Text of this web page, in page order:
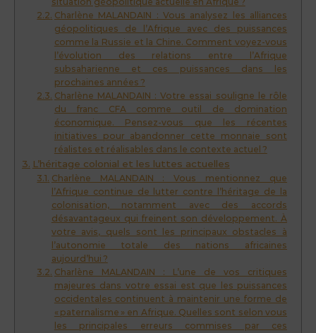
Charlène MALANDAIN : Vous analysez les alliances
géopolitiques de l’Afrique avec des puissances
comme la Russie et la Chine. Comment voyez-vous
l’évolution des relations entre l’Afrique
subsaharienne et ces puissances dans les
prochaines années ?
Charlène MALANDAIN : Votre essai souligne le rôle
du franc CFA comme outil de domination
économique. Pensez-vous que les récentes
initiatives pour abandonner cette monnaie sont
réalistes et réalisables dans le contexte actuel ?
L’héritage colonial et les luttes actuelles
Charlène MALANDAIN : Vous mentionnez que
l’Afrique continue de lutter contre l’héritage de la
colonisation, notamment avec des accords
désavantageux qui freinent son développement. À
votre avis, quels sont les principaux obstacles à
l’autonomie totale des nations africaines
aujourd’hui ?
Charlène MALANDAIN : L’une de vos critiques
majeures dans votre essai est que les puissances
occidentales continuent à maintenir une forme de
« paternalisme » en Afrique. Quelles sont selon vous
les principales erreurs commises par ces